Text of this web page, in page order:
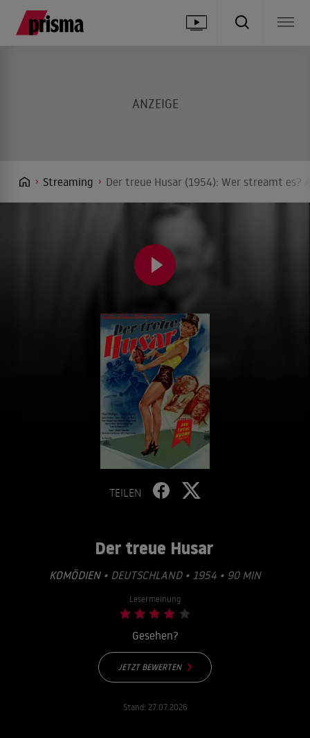
Streaming Der treue Husar (1954): Wer streamt es?
TEILEN
Der treue Husar
KOMÖDIEN• DEUTSCHLAND • 1954 • 90 MIN
Lesermeinung
Gesehen?
JETZT BEWERTEN
Stand: 27.07.2026